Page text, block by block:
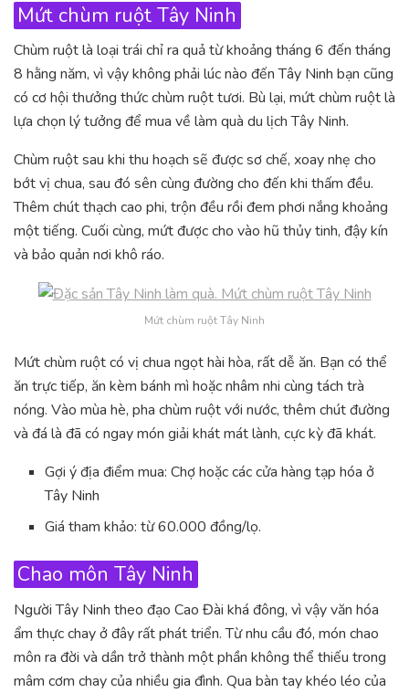
Mứt chùm ruột Tây Ninh
Chùm ruột là loại trái chỉ ra quả từ khoảng tháng 6 đến tháng
8 hằng năm, vì vậy không phải lúc nào đến Tây Ninh bạn cũng
có cơ hội thưởng thức chùm ruột tươi. Bù lại, mứt chùm ruột là
lựa chọn lý tưởng để mua về làm quà du lịch Tây Ninh.
Chùm ruột sau khi thu hoạch sẽ được sơ chế, xoay nhẹ cho
bớt vị chua, sau đó sên cùng đường cho đến khi thấm đều.
Thêm chút thạch cao phi, trộn đều rồi đem phơi nắng khoảng
một tiếng. Cuối cùng, mứt được cho vào hũ thủy tinh, đậy kín
và bảo quản nơi khô ráo.
Mứt chùm ruột Tây Ninh
Mứt chùm ruột có vị chua ngọt hài hòa, rất dễ ăn. Bạn có thể
ăn trực tiếp, ăn kèm bánh mì hoặc nhâm nhi cùng tách trà
nóng. Vào mùa hè, pha chùm ruột với nước, thêm chút đường
và đá là đã có ngay món giải khát mát lành, cực kỳ đã khát.
Gợi ý địa điểm mua: Chợ hoặc các cửa hàng tạp hóa ở
Tây Ninh
Giá tham khảo: từ 60.000 đồng/lọ.
Chao môn Tây Ninh
Người Tây Ninh theo đạo Cao Đài khá đông, vì vậy văn hóa
ẩm thực chay ở đây rất phát triển. Từ nhu cầu đó, món chao
môn ra đời và dần trở thành một phần không thể thiếu trong
mâm cơm chay của nhiều gia đình. Qua bàn tay khéo léo của